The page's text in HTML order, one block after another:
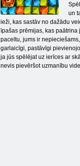
Dārgumu
un
ieži, kas sastāv no dažādu
īpašas prēmijas, kas paātrina
paceltu, jums ir
garlaicīgi, pastāvīgi
ja jūs spēlējat uz ierīces ar
nevis pievēršot uzmanību